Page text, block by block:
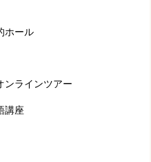
ール
ラインツアー
講座